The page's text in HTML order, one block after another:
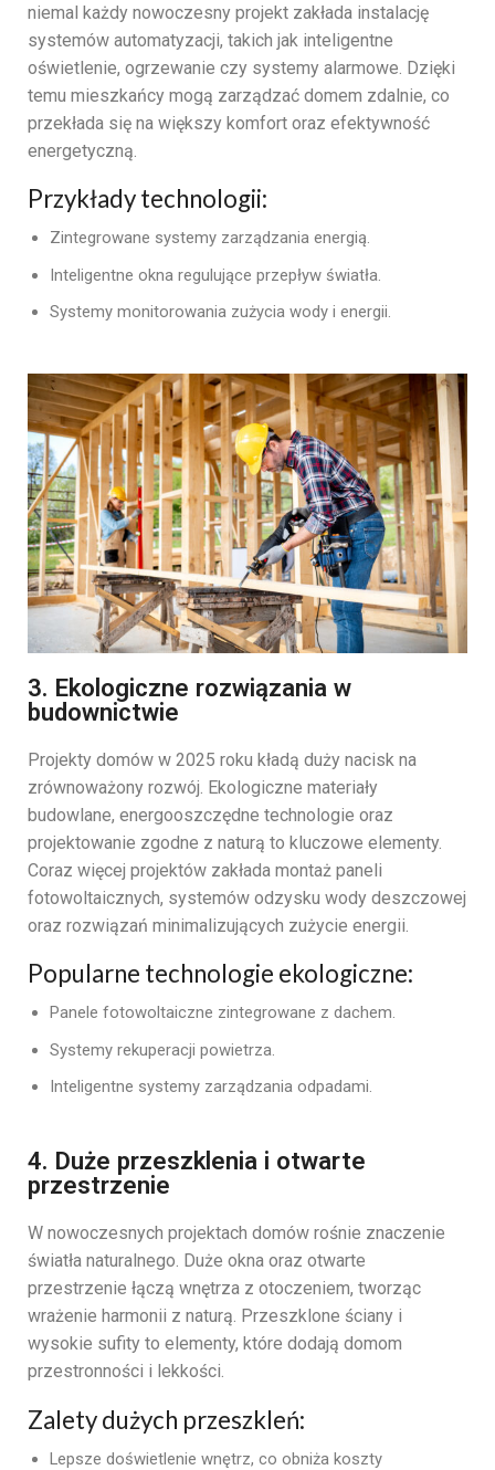
niemal każdy nowoczesny projekt zakłada instalację
systemów automatyzacji, takich jak inteligentne
oświetlenie, ogrzewanie czy systemy alarmowe. Dzięki
temu mieszkańcy mogą zarządzać domem zdalnie, co
przekłada się na większy komfort oraz efektywność
energetyczną.
Przykłady technologii:
Zintegrowane systemy zarządzania energią.
Inteligentne okna regulujące przepływ światła.
Systemy monitorowania zużycia wody i energii.
3. Ekologiczne rozwiązania w
budownictwie
Projekty domów w 2025 roku kładą duży nacisk na
zrównoważony rozwój. Ekologiczne materiały
budowlane, energooszczędne technologie oraz
projektowanie zgodne z naturą to kluczowe elementy.
Coraz więcej projektów zakłada montaż paneli
fotowoltaicznych, systemów odzysku wody deszczowej
oraz rozwiązań minimalizujących zużycie energii.
Popularne technologie ekologiczne:
Panele fotowoltaiczne zintegrowane z dachem.
Systemy rekuperacji powietrza.
Inteligentne systemy zarządzania odpadami.
4. Duże przeszklenia i otwarte
przestrzenie
W nowoczesnych projektach domów rośnie znaczenie
światła naturalnego. Duże okna oraz otwarte
przestrzenie łączą wnętrza z otoczeniem, tworząc
wrażenie harmonii z naturą. Przeszklone ściany i
wysokie sufity to elementy, które dodają domom
przestronności i lekkości.
Zalety dużych przeszkleń:
Lepsze doświetlenie wnętrz, co obniża koszty